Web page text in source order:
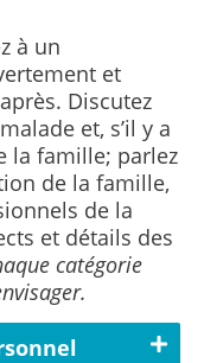
à un
et
Discutez
et, s’il y a
la famille; parlez
de la famille,
de la
et détails des
catégorie